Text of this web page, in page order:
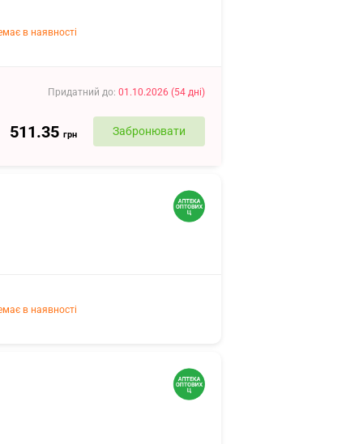
в наявності
Придатний до: 01.10.2026 (54 дні)
511.35 грн Забронювати
в наявності